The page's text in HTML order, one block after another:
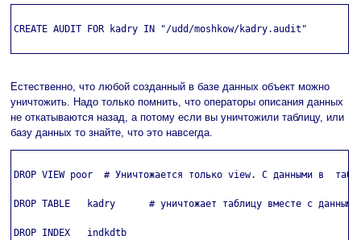
CREATE AUDIT FOR kadry IN "/udd/moshkow/kadry.audit"
Естественно, что любой созданный в базе данных объект можно
уничтожить. Надо только помнить, что операторы описания данных
не откатываются назад, а потому если вы уничтожили таблицу, или
базу данных то знайте, что это навсегда.
DROP VIEW poor  # Уничтожается только view. С данными в
DROP TABLE   kadry      # уничтожает таблицу вместе с
DROP INDEX   indkdtb